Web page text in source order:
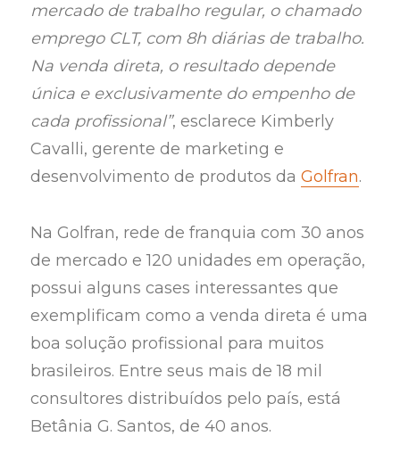
mercado de trabalho regular, o chamado
emprego CLT, com 8h diárias de trabalho.
Na venda direta, o resultado depende
única e exclusivamente do empenho de
cada profissional”, esclarece Kimberly
Cavalli, gerente de marketing e
desenvolvimento de produtos daGolfran.
Na Golfran, rede de franquia com 30 anos
de mercado e 120 unidades em operação,
possui alguns cases interessantes que
exemplificam como a venda direta é uma
boa solução profissional para muitos
brasileiros. Entre seus mais de 18 mil
consultores distribuídos pelo país, está
Betânia G. Santos, de 40 anos.